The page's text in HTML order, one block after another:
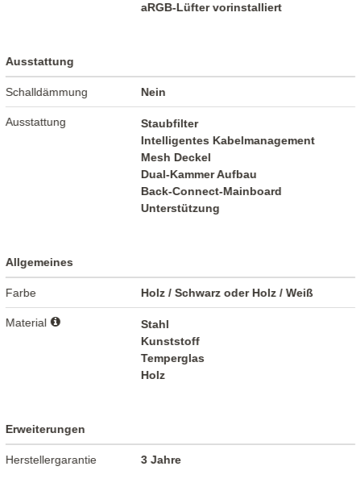
aRGB-Lüfter vorinstalliert
Ausstattung
Schalldämmung Nein
Ausstattung
Staubfilter
Intelligentes Kabelmanagement
Mesh Deckel
Dual-Kammer Aufbau
Back-Connect-Mainboard
Unterstützung
Allgemeines
Farbe Holz / Schwarz oder Holz / Weiß
Material
Stahl
Kunststoff
Temperglas
Holz
Erweiterungen
Herstellergarantie 3 Jahre